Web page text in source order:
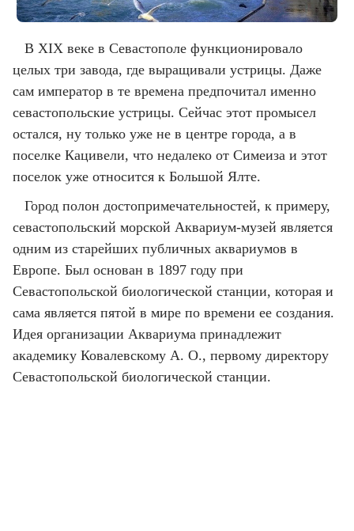
В XIX веке в Севастополе функционировало
целых три завода, где выращивали устрицы. Даже
сам император в те времена предпочитал именно
севастопольские устрицы. Сейчас этот промысел
остался, ну только уже не в центре города, а в
поселке Кацивели, что недалеко от Симеиза и этот
поселок уже относится к Большой Ялте.
Город полон достопримечательностей, к примеру,
севастопольский морской Аквариум-музей является
одним из старейших публичных аквариумов в
Европе. Был основан в 1897 году при
Севастопольской биологической станции, которая и
сама является пятой в мире по времени ее создания.
Идея организации Аквариума принадлежит
академику Ковалевскому А. О., первому директору
Севастопольской биологической станции.